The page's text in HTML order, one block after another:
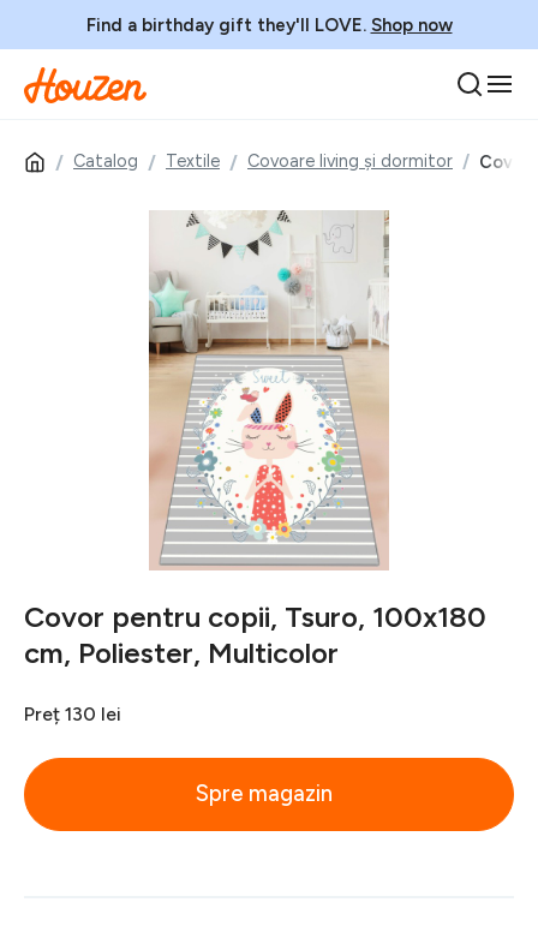
Find a birthday gift they'll LOVE. Shop now
Catalog Textile Covoare living și dormitor
Covor pentru copii, Tsuro, 100x180
cm, Poliester, Multicolor
Preț 130 lei
Spre magazin